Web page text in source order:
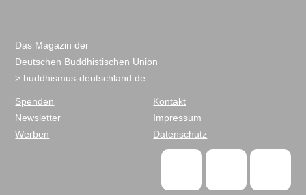
Das Magazin der
Deutschen Buddhistischen Union
> buddhismus-deutschland.de
Spenden
Newsletter
Werben
Kontakt
Impressum
Datenschutz